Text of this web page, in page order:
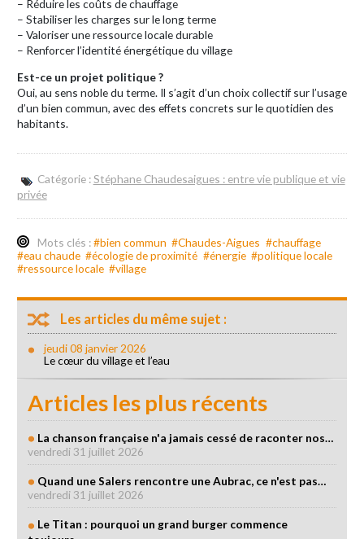
– Réduire les coûts de chauffage
– Stabiliser les charges sur le long terme
– Valoriser une ressource locale durable
– Renforcer l’identité énergétique du village
Est-ce un projet politique ?
Oui, au sens noble du terme. Il s’agit d’un choix collectif sur l’usage
d’un bien commun, avec des effets concrets sur le quotidien des
habitants.
Catégorie :Stéphane Chaudesaigues : entre vie publique et vie
privée
Mots clés :#bien commun #Chaudes-Aigues #chauffage
#eau chaude #écologie de proximité #énergie #politique locale
#ressource locale #village
Les articles du même sujet :
jeudi 08 janvier 2026
Le cœur du village et l’eau
Articles les plus récents
La chanson française n'a jamais cessé de raconter nos…
vendredi 31 juillet 2026
Quand une Salers rencontre une Aubrac, ce n'est pas…
vendredi 31 juillet 2026
Le Titan : pourquoi un grand burger commence